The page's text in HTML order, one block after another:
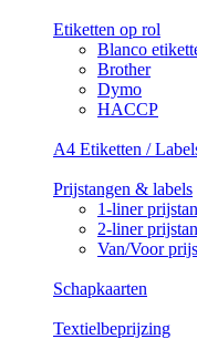
Etiketten op rol
Blanco
Brother
Dymo
HACCP
A4 Etiketten /
Prijstangen & labels
1-liner
2-liner
Van/Voor
Schapkaarten
Textielbeprijzing